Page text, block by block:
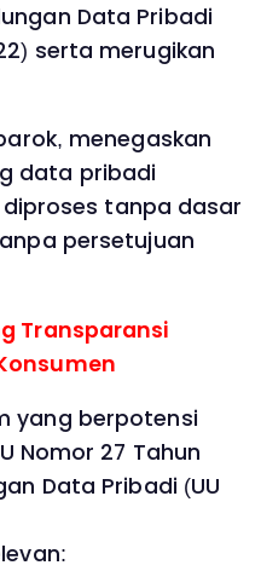
Data Pribadi
serta merugikan
menegaskan
data pribadi
tanpa dasar
persetujuan
Transparansi
yang berpotensi
Nomor 27 Tahun
Data Pribadi (UU